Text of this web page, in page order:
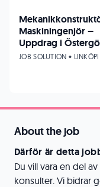
About the job
Därför är detta
Du vill vara en del
konsulter. Vi bidrar
Maskiningenjör –
Uppdrag i
JOB SOLUTION •